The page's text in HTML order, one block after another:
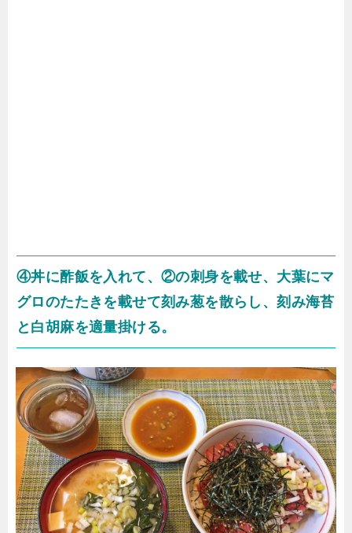
④丼に酢飯を入れて、②の刺身を載せ、大葉にマ
グロのたたきを載せて刻み葱を散らし、刻み海苔
と白胡麻を適量掛ける。